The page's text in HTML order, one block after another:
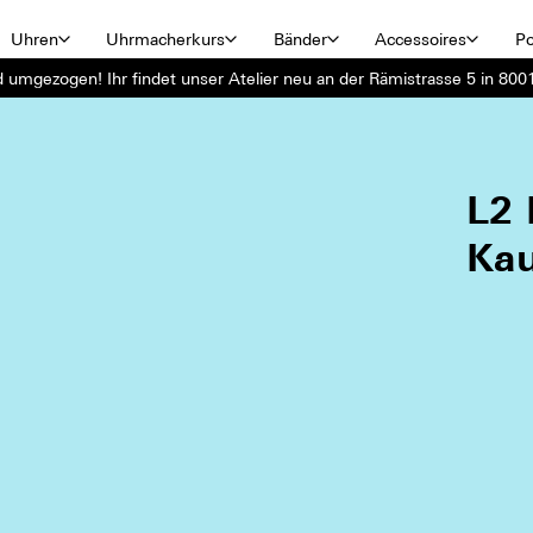
Uhren Uhrmacherkurs Bänder Accessoires
umgezogen! Ihr findet unser Atelier neu an der Rämistrasse 5 in
L2